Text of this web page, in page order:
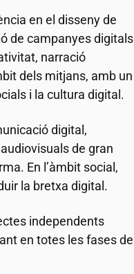
en el disseny de
de campanyes digitals
narració
dels mitjans, amb un
i la cultura digital.
digital,
de gran
En l’àmbit social,
la bretxa digital.
independents
en totes les fases de